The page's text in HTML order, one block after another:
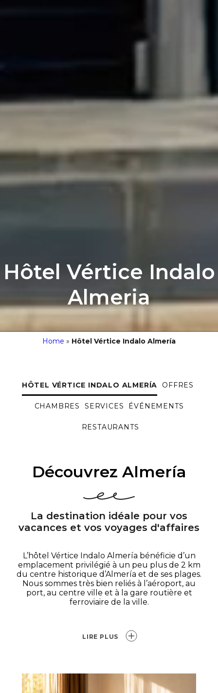
Hôtel Vértice Indalo
Almeria
Home » Hôtel Vértice Indalo Almería
HÔTEL VÉRTICE INDALO ALMERÍA OFFRES
CHAMBRES SERVICES ÉVÉNEMENTS
RESTAURANTS
Découvrez Almería
La destination idéale pour vos
vacances et vos voyages d'affaires
L’hôtel Vértice Indalo Almería bénéficie d’un
emplacement privilégié à un peu plus de 2 km
du centre historique d’Almería et de ses plages.
Nous sommes très bien reliés à l’aéroport, au
port, au centre ville et à la gare routière et
ferroviaire de la ville.
LIRE PLUS